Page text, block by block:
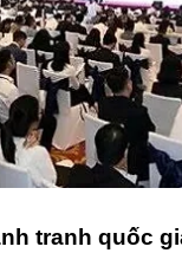
tranh quốc